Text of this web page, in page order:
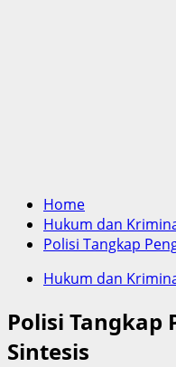
Home
Hukum dan
Polisi Tangkap
Hukum dan
Polisi Tangkap
Sintesis